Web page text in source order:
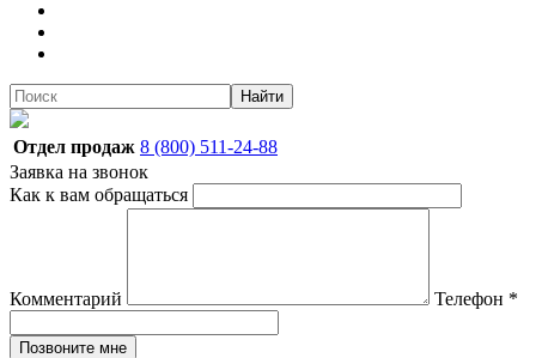
Найти
Отдел продаж 8 (800) 511-24-88
Заявка на звонок
Как к вам обращаться
Комментарий Телефон *
Позвоните мне